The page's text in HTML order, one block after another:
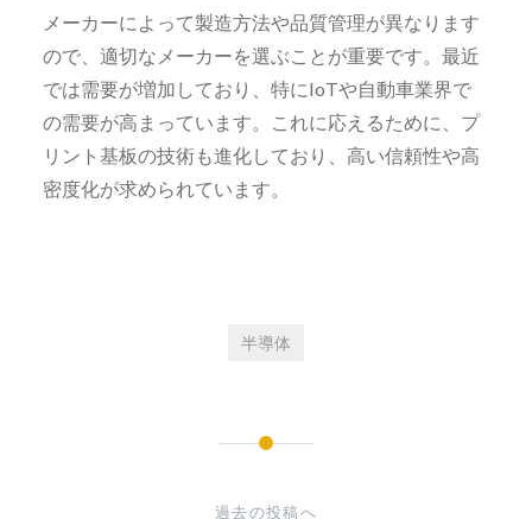
メーカーによって製造方法や品質管理が異なります
ので、適切なメーカーを選ぶことが重要です。最近
では需要が増加しており、特にIoTや自動車業界で
の需要が高まっています。これに応えるために、プ
リント基板の技術も進化しており、高い信頼性や高
密度化が求められています。
半導体
過去の投稿へ